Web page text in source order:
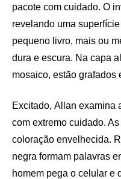
pacote com cuidado. O
revelando uma
pequeno livro, mais ou
dura e escura. Na capa
mosaico, estão grafados
Excitado, Allan examina
com extremo cuidado.
coloração envelhecida.
negra formam palavras
homem pega o celular e